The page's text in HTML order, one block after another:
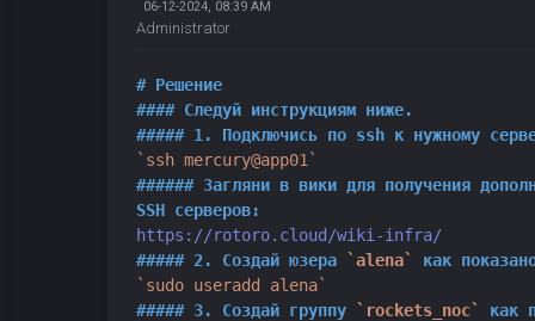
06-12-2024, 08:39 AM
Administrator
# Решение
#### Следуй инструкциям ниже.
##### 1. Подключись по ssh к нужному
`ssh mercury@app01`
###### Загляни в вики для получения
SSH серверов:
https://rotoro.cloud/wiki-infra/
##### 2. Создай юзера
`alena`
как
`sudo useradd alena`
##### 3. Создай группу
`rockets_noc`
как